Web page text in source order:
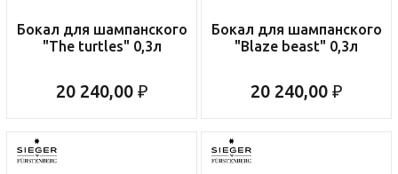
Бокал для шампанского
"The turtles" 0,3л
20 240,00 ₽
Бокал для шампанского
"Blaze beast" 0,3л
20 240,00 ₽